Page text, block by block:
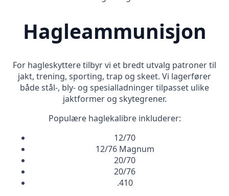
Hagleammunisjon
For hagleskyttere tilbyr vi et bredt utvalg patroner til
jakt, trening, sporting, trap og skeet. Vi lagerfører
både stål-, bly- og spesialladninger tilpasset ulike
jaktformer og skytegrener.
Populære haglekalibre inkluderer:
12/70
12/76 Magnum
20/70
20/76
.410